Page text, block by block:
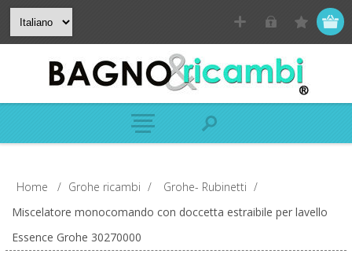
Home / Grohe ricambi / Grohe- Rubinetti /
Miscelatore monocomando con doccetta estraibile per lavello
Essence Grohe 30270000